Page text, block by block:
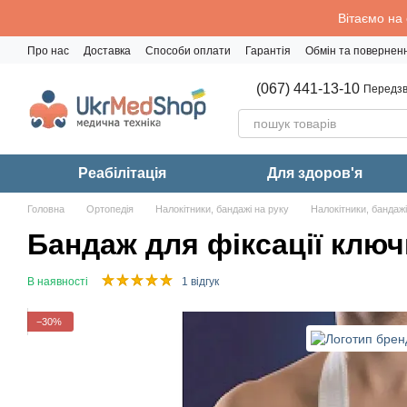
Вітаємо
Про нас Доставка Способи оплати Гарантія
Обмін та
(067) 441-13-10
Реабiлiтацiя Для здоров'я
Головна Ортопедія Налокітники, бандажі на руку Налокітники,
Бандаж для фіксації
В наявності 1 відгук
−30%